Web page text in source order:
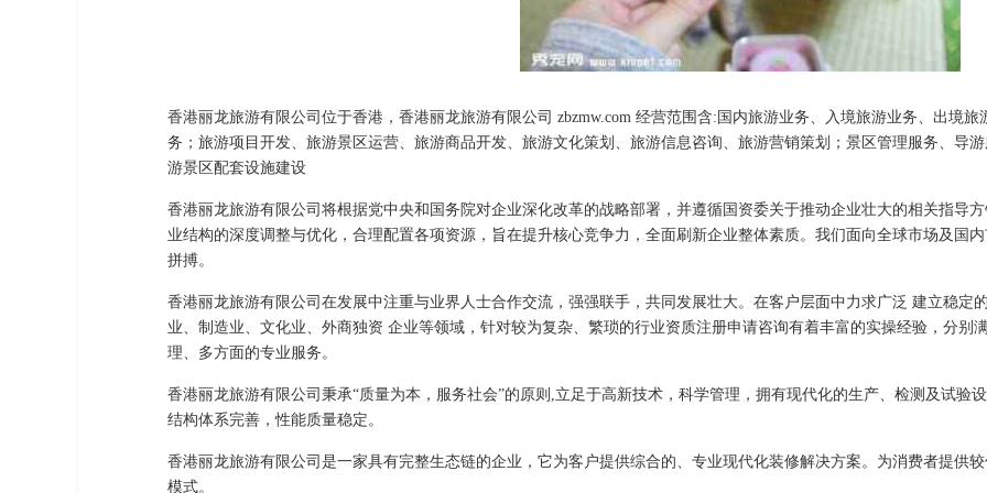
香港丽龙旅游有限公司位于香港，香港丽龙旅游有限公司 zbzmw.com 经营范围含:国内旅游业务、入境旅游业务、出境
务；旅游项目开发、旅游景区运营、旅游商品开发、旅游文化策划、旅游信息咨询、旅游营销策划；景区管理服务、导
游景区配套设施建设
香港丽龙旅游有限公司将根据党中央和国务院对企业深化改革的战略部署，并遵循国资委关于推动企业壮大的相关指导
业结构的深度调整与优化，合理配置各项资源，旨在提升核心竞争力，全面刷新企业整体素质。我们面向全球市场及国
拼搏。
香港丽龙旅游有限公司在发展中注重与业界人士合作交流，强强联手，共同发展壮大。在客户层面中力求广泛 建立稳定
业、制造业、文化业、外商独资 企业等领域，针对较为复杂、繁琐的行业资质注册申请咨询有着丰富的实操经验，分别
理、多方面的专业服务。
香港丽龙旅游有限公司秉承“质量为本，服务社会”的原则,立足于高新技术，科学管理，拥有现代化的生产、检测及试验
结构体系完善，性能质量稳定。
香港丽龙旅游有限公司是一家具有完整生态链的企业，它为客户提供综合的、专业现代化装修解决方案。为消费者提供
模式。